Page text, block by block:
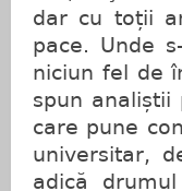
dar cu toții
pace. Unde
niciun fel de
spun analiștii
care pune
universitar,
adică